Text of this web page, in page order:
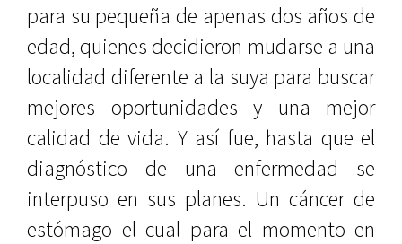
para su pequeña de apenas dos años de
edad, quienes decidieron mudarse a una
localidad diferente a la suya para buscar
mejores oportunidades y una mejor
calidad de vida. Y así fue, hasta que el
diagnóstico de una enfermedad se
interpuso en sus planes. Un cáncer de
estómago el cual para el momento en